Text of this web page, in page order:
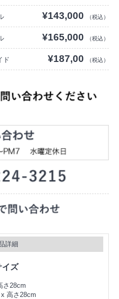
¥143,000 （税込）
¥165,000 （税込）
ド ¥187,00 （税込）
詳細
イズ
さ28cm
高さ28cm